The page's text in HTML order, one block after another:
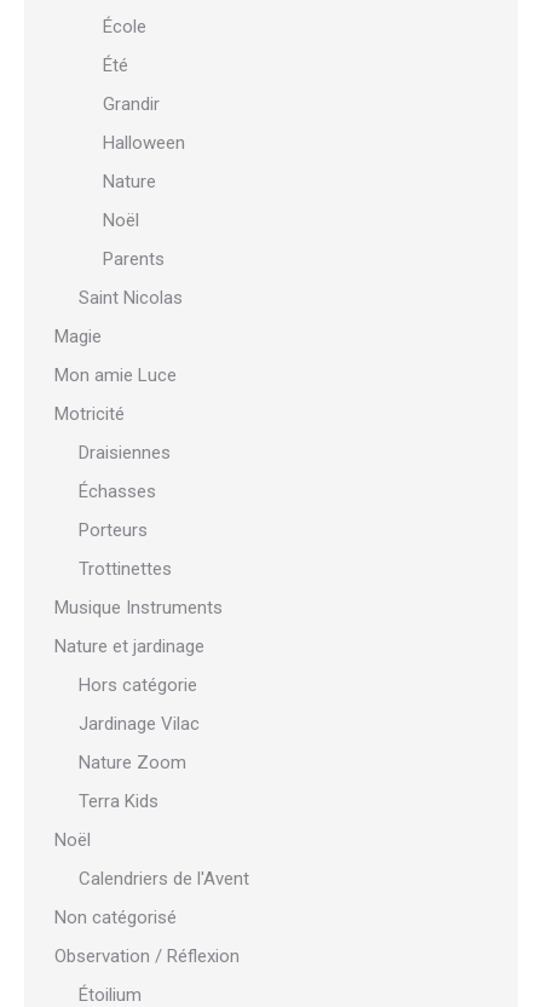
École
Été
Grandir
Halloween
Nature
Noël
Parents
Saint Nicolas
Magie
Mon amie Luce
Motricité
Draisiennes
Échasses
Porteurs
Trottinettes
Musique Instruments
Nature et jardinage
Hors catégorie
Jardinage Vilac
Nature Zoom
Terra Kids
Noël
Calendriers de l'Avent
Non catégorisé
Observation / Réflexion
Étoilium